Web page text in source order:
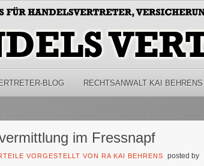
BLOG RECHTSANWALT KAI BEHRENS
im Fressnapf
VORGESTELLT VON RA KAI BEHRENS posted by